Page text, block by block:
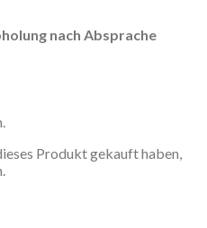
nach Absprache
Produkt gekauft haben,